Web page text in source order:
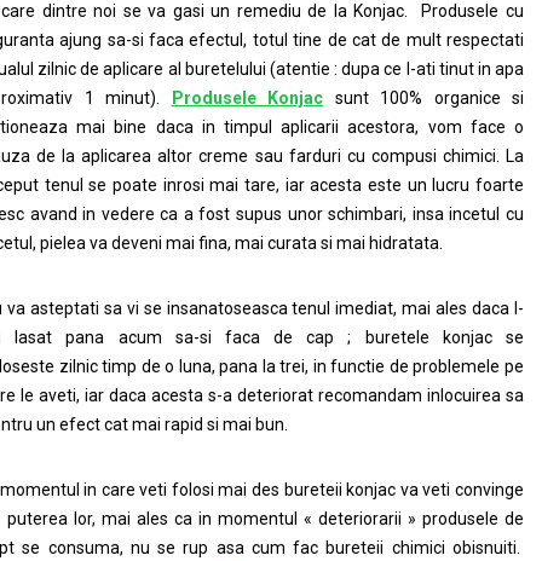
dintre noi se va gasi un remediu de la Konjac. Produsele cu
ajung sa-si faca efectul, totul tine de cat de mult respectati
zilnic de aplicare al buretelului (atentie : dupa ce l-ati tinut in apa
1 minut).
Produsele Konjac sunt 100% organice si
mai bine daca in timpul aplicarii acestora, vom face o
de la aplicarea altor creme sau farduri cu compusi chimici. La
tenul se poate inrosi mai tare, iar acesta este un lucru foarte
avand in vedere ca a fost supus unor schimbari, insa incetul cu
pielea va deveni mai fina, mai curata si mai hidratata.
va asteptati sa vi se insanatoseasca tenul imediat, mai ales daca l-
lasat pana acum sa-si faca de cap ; buretele konjac se
zilnic timp de o luna, pana la trei, in functie de problemele pe
le aveti, iar daca acesta s-a deteriorat recomandam inlocuirea sa
un efect cat mai rapid si mai bun.
in care veti folosi mai des bureteii konjac va veti convinge
puterea lor, mai ales ca in momentul « deteriorarii » produsele de
se consuma, nu se rup asa cum fac bureteii chimici obisnuiti.